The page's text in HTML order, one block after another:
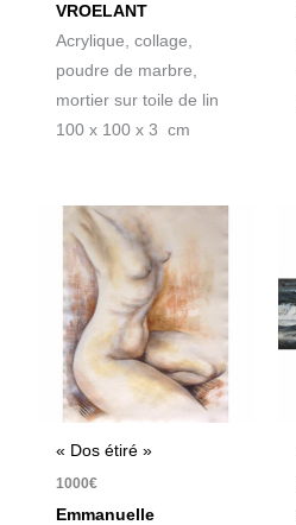
VROELANT
Acrylique, collage,
poudre de marbre,
mortier sur toile de lin
100 x 100 x 3 cm
« Dos étiré »
1000€
Emmanuelle